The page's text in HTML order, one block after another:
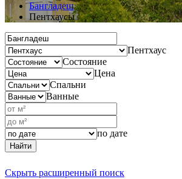
Бангладеш
Пентхаусы
Пентхаус
Состояние
Цена
Спальни
Ванные
по дате
Найти
Скрыть расширенный поиск